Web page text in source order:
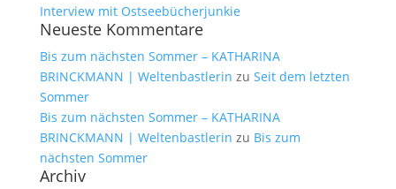
Interview mit Ostseebücherjunkie
Neueste Kommentare
Bis zum nächsten Sommer – KATHARINA
BRINCKMANN | Weltenbastlerin zu Seit dem letzten
Sommer
Bis zum nächsten Sommer – KATHARINA
BRINCKMANN | Weltenbastlerin zu Bis zum
nächsten Sommer
Archiv